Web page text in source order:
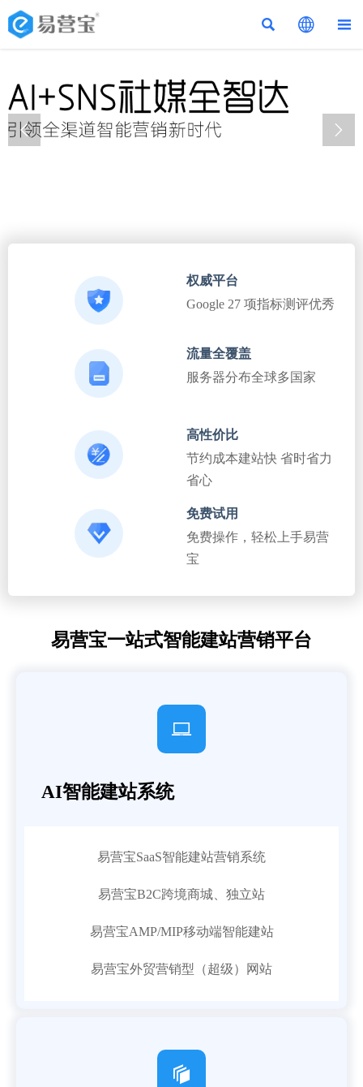
  
 
权威平台
Google 27 项指标测评优秀
流量全覆盖
服务器分布全球多国家
高性价比
节约成本建站快 省时省力
省心
免费试用
免费操作，轻松上手易营
宝
易营宝一站式智能建站营销平台

AI智能建站系统
易营宝SaaS智能建站营销系统
易营宝B2C跨境商城、独立站
易营宝AMP/MIP移动端智能建站
易营宝外贸营销型（超级）网站
